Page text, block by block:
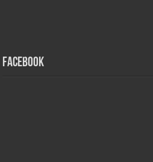
Facebook